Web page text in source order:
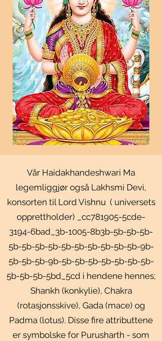
Vår Haidakhandeshwari Ma
legemliggjør også Lakhsmi Devi,
konsorten til Lord Vishnu ( universets
opprettholder) _cc781905-5cde-
3194-6bad_3b-1005-8b3b-5b-5b-5b-
5b-5b-5b-5b-5b-5b-5b-5b-5b-5b-9b-
5b-5b-5b-9b-5b-5b-5b-5b-5b-5b-5b-
5b-5b-5b-5bd_5cd i hendene hennes;
Shankh (konkylie), Chakra
(rotasjonsskive), Gada (mace) og
Padma (lotus). Disse fire attributtene
er symbolske for Purusharth - som